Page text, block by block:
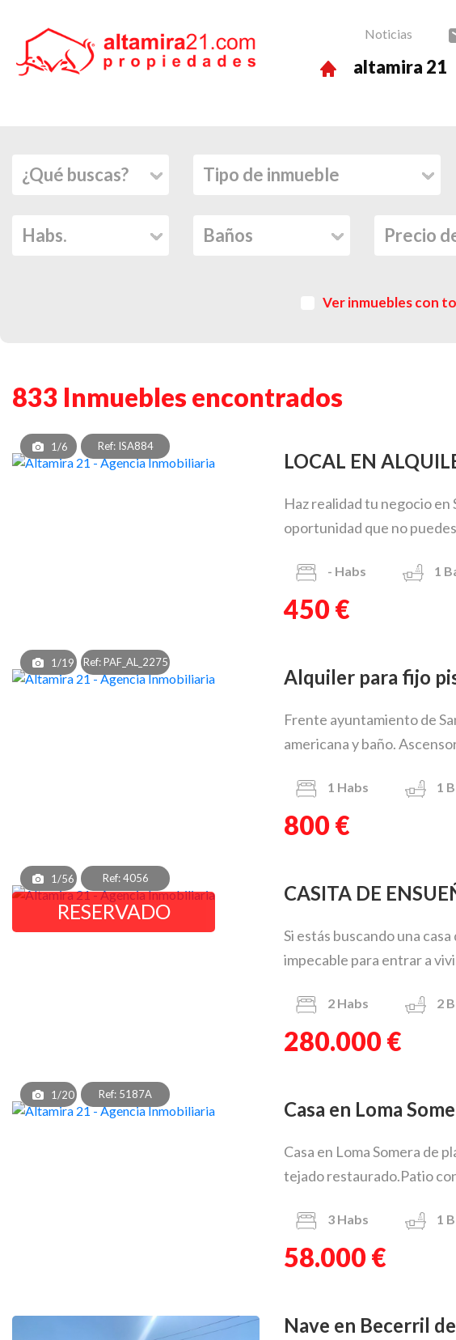
Noticias
altamira 21
Ver inmuebles con
833 Inmuebles encontrados
1/6 Ref: ISA884
LOCAL EN
Haz realidad tu negocio en
oportunidad que no
- Habs 1
450 €
1/19 Ref: PAF_AL_2275
Alquiler para fijo
Frente ayuntamiento de
americana y baño.
1 Habs 1
800 €
1/56 Ref: 4056
RESERVADO
CASITA DE
Si estás buscando una
impecable para entrar a
2 Habs 2
280.000 €
1/20 Ref: 5187A
Casa en Loma
Casa en Loma Somera de
tejado restaurado.Patio
3 Habs 1
58.000 €
Nave en Becerril